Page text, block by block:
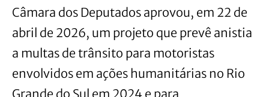
Câmara dos Deputados aprovou, em 22 de
abril de 2026, um projeto que prevê anistia
a multas de trânsito para motoristas
envolvidos em ações humanitárias no Rio
Grande do Sul em 2024 e para